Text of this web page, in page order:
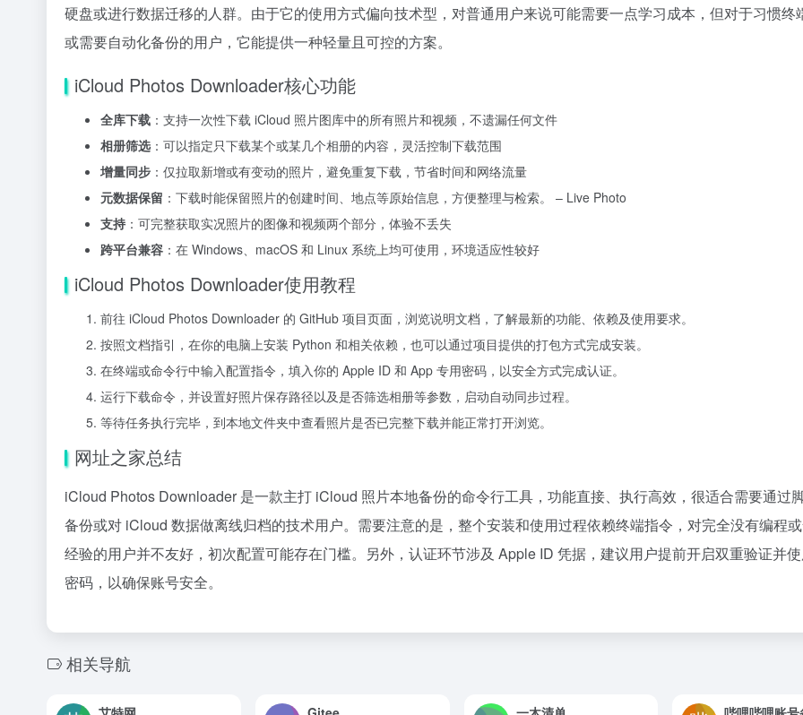
硬盘或进行数据迁移的人群。由于它的使用方式偏向技术型，对普通用户来说可能需要一点学习成本，但对于习惯终
或需要自动化备份的用户，它能提供一种轻量且可控的方案。
iCloud Photos Downloader核心功能
全库下载 ：支持一次性下载 iCloud 照片图库中的所有照片和视频，不遗漏任何文件
相册筛选：可以指定只下载某个或某几个相册的内容，灵活控制下载范围
增量同步 ：仅拉取新增或有变动的照片，避免重复下载，节省时间和网络流量
元数据保留 ：下载时能保留照片的创建时间、地点等原始信息，方便整理与检索。 – Live Photo
支持 ：可完整获取实况照片的图像和视频两个部分，体验不丢失
跨平台兼容 ：在 Windows、macOS 和 Linux 系统上均可使用，环境适应性较好
iCloud Photos Downloader使用教程
前往 iCloud Photos Downloader 的 GitHub 项目页面，浏览说明文档，了解最新的功能、依赖及使用要求。
按照文档指引，在你的电脑上安装 Python 和相关依赖，也可以通过项目提供的打包方式完成安装。
在终端或命令行中输入配置指令，填入你的 Apple ID 和 App 专用密码，以安全方式完成认证。
运行下载命令，并设置好照片保存路径以及是否筛选相册等参数，启动自动同步过程。
等待任务执行完毕，到本地文件夹中查看照片是否已完整下载并能正常打开浏览。
网址之家总结
iCloud Photos Downloader 是一款主打 iCloud 照片本地备份的命令行工具，功能直接、执行高效，很适合需要通过
备份或对 iCloud 数据做离线归档的技术用户。需要注意的是，整个安装和使用过程依赖终端指令，对完全没有编程
经验的用户并不友好，初次配置可能存在门槛。另外，认证环节涉及 Apple ID 凭据，建议用户提前开启双重验证并
密码，以确保账号安全。
相关导航